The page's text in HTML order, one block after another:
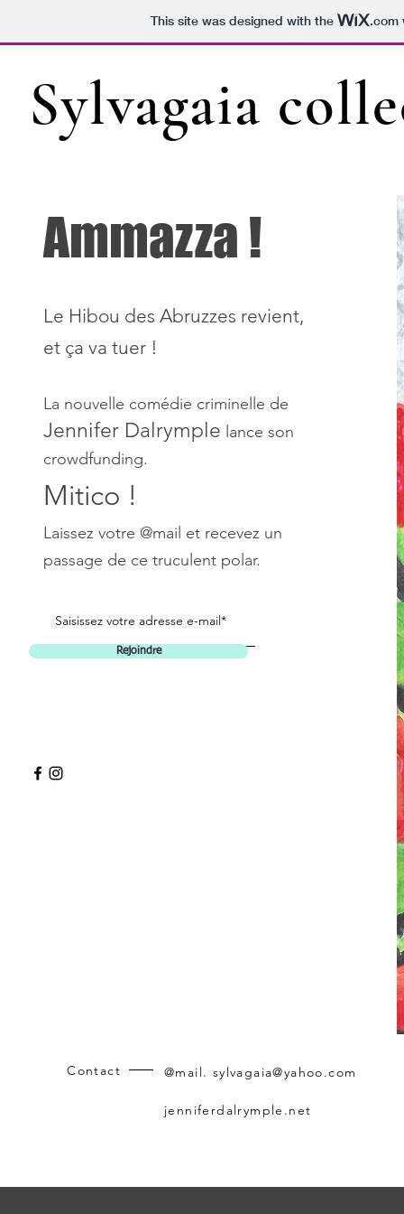
This site was designed with the .com
Sylvagaia
Ammazza !
Le Hibou des Abruzzes revient,
et ça va tuer !
La nouvelle comédie criminelle de
Jennifer Dalrymple lance son
crowdfunding.
Mitico !
Laissez votre @mail et recevez un
passage de ce truculent polar.
Rejoindre
Contact @mail. sylvagaia@yahoo.com
jenniferdalrymple.net